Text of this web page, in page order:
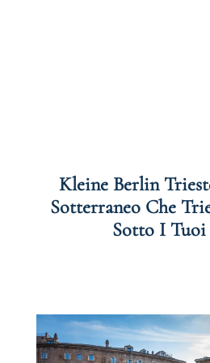
Kleine Berlin
Sotterraneo Che
Sotto I